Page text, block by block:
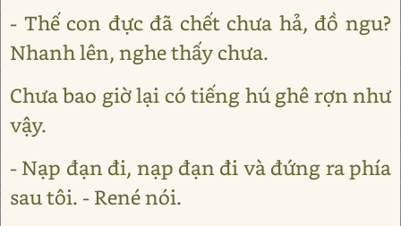
- Thế con đực đã chết chưa hả, đồ ngu?
Nhanh lên, nghe thấy chưa.
Chưa bao giờ lại có tiếng hú ghê rợn như
vậy.
- Nạp đạn đi, nạp đạn đi và đứng ra phía
sau tôi. - René nói.